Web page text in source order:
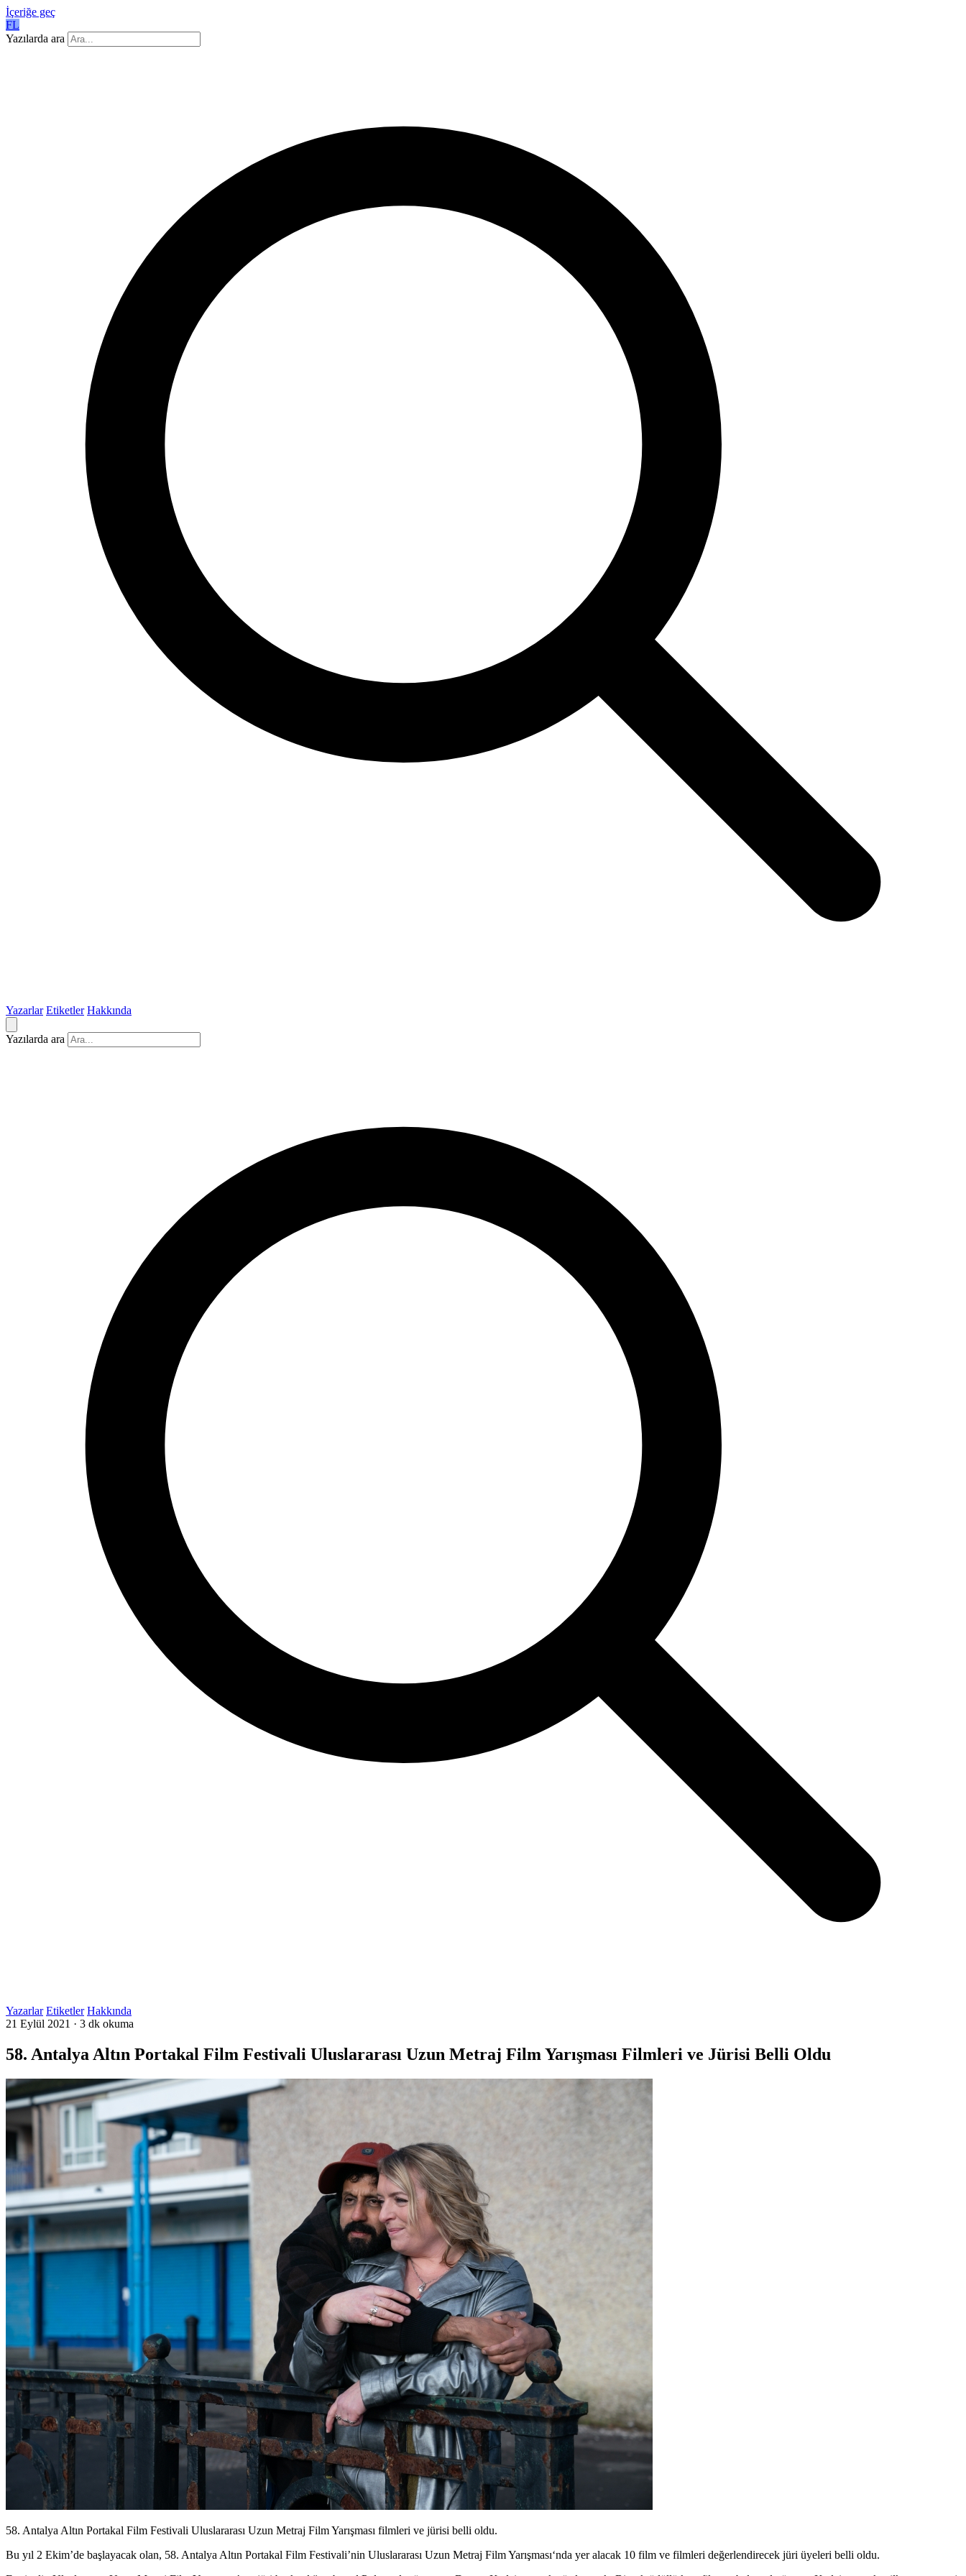
İçeriğe geç
FL
Yazılarda ara
Yazarlar Etiketler Hakkında
Yazılarda ara
Yazarlar Etiketler Hakkında
21 Eylül 2021 · 3 dk okuma
58. Antalya Altın Portakal Film Festivali Uluslararası Uzun Metraj Film Yarışması Filmleri ve Jürisi Belli Oldu
58. Antalya Altın Portakal Film Festivali Uluslararası Uzun Metraj Film Yarışması filmleri ve jürisi belli oldu.
Bu yıl 2 Ekim’de başlayacak olan, 58. Antalya Altın Portakal Film Festivali’nin Uluslararası Uzun Metraj Film Yarışması‘nda yer alacak 10 film ve filmleri değerlendirecek jüri üyeleri belli oldu.